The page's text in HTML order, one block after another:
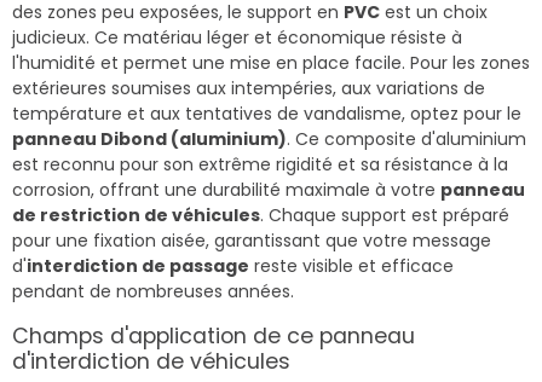
des zones peu exposées, le support en PVC est un choix
judicieux. Ce matériau léger et économique résiste à
l'humidité et permet une mise en place facile. Pour les zones
extérieures soumises aux intempéries, aux variations de
température et aux tentatives de vandalisme, optez pour le
panneau Dibond (aluminium). Ce composite d'aluminium
est reconnu pour son extrême rigidité et sa résistance à la
corrosion, offrant une durabilité maximale à votre panneau
de restriction de véhicules. Chaque support est préparé
pour une fixation aisée, garantissant que votre message
d'interdiction de passage reste visible et efficace
pendant de nombreuses années.
Champs d'application de ce panneau
d'interdiction de véhicules